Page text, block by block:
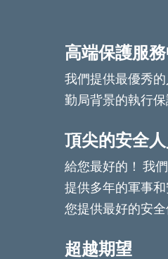
高端保護服
我們提供最優秀
勤局背景的執行保
頂尖的安全
給您最好的！ 我
提供多年的軍事
您提供最好的安全
超越期望